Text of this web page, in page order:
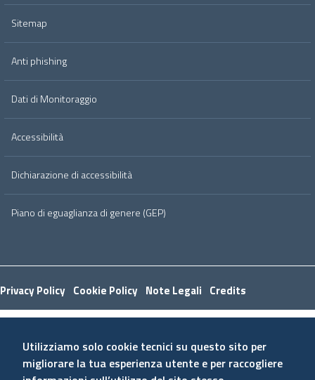
Sitemap
Anti phishing
Dati di Monitoraggio
Accessibilità
Dichiarazione di accessibilità
Piano di eguaglianza di genere (GEP)
Small
prints
Useful links section
Privacy Policy Cookie Policy Note Legali Credits
Utilizziamo solo cookie tecnici su questo sito per
migliorare la tua esperienza utente e per raccogliere